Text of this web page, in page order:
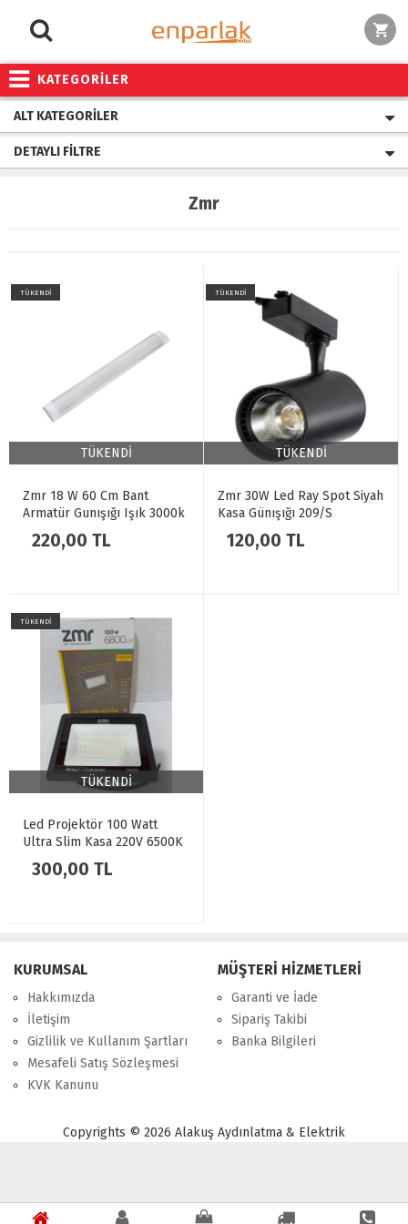
KATEGORİLER
ALT KATEGORILER
DETAYLI FILTRE
Zmr
TÜKENDİ
TÜKENDİ
Zmr 18 W 60 Cm Bant
Armatür Gunışığı Işık 3000k
2 Adet
220,00 TL
TÜKENDİ
TÜKENDİ
Zmr 30W Led Ray Spot Siyah
Kasa Günışığı 209/S
120,00 TL
TÜKENDİ
TÜKENDİ
Led Projektör 100 Watt
Ultra Slim Kasa 220V 6500K
Beyaz Işık Zmr
300,00 TL
KURUMSAL
Hakkımızda
İletişim
Gizlilik ve Kullanım Şartları
Mesafeli Satış Sözleşmesi
KVK Kanunu
MÜŞTERİ HİZMETLERİ
Garanti ve İade
Sipariş Takibi
Banka Bilgileri
Copyrights © 2026 Alakuş Aydınlatma & Elektrik